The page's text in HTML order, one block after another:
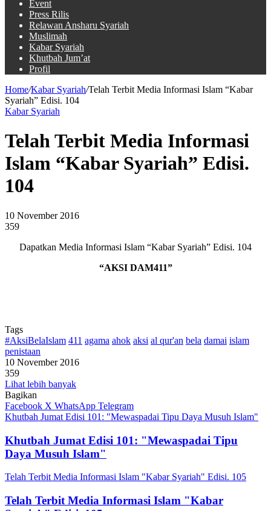
Event
Press Rilis
Relawan Ansharu Syariah
Muslimah
Kabar Syariah
Khutbah Jum’at
Profil
Home/Kabar Syariah/Telah Terbit Media Informasi Islam “Kabar
Syariah” Edisi. 104
Kabar Syariah
Telah Terbit Media Informasi
Islam “Kabar Syariah” Edisi.
104
10 November 2016
359
Dapatkan Media Informasi Islam “Kabar Syariah” Edisi. 104
“AKSI DAM411”
Tags
#AksiBelaIslam 411 agama ahok aksi al qur'an bela damai islam
penistaan
10 November 2016
359
Lihat lebih banyak
Bagikan
Facebook X WhatsApp Telegram
Khutbah Jumat Edisi 101: "Mewaspadai Tipu Daya Musuh Islam"
Khutbah Jumat Edisi 101: "Mewaspadai Tipu
Daya Musuh Islam"
Telah Terbit Media Informasi Islam "Kabar Syariah" Edisi. 105
Telah Terbit Media Informasi Islam "Kabar